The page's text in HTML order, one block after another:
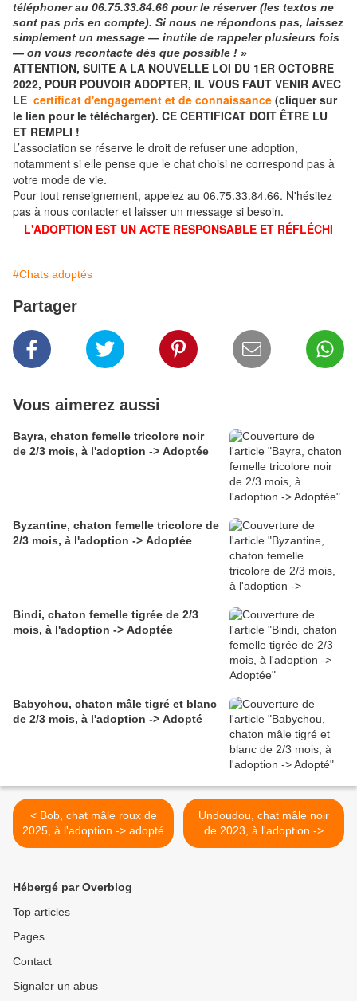
téléphonerau 06.75.33.84.66 pour le réserver (les textos ne
sont pas pris en compte). Si nous ne répondons pas, laissez
simplement un message — inutile de rappeler plusieurs fois
— on vous recontacte dès que possible ! »
ATTENTION, SUITE A LA NOUVELLE LOI DU 1ER OCTOBRE
2022, POUR POUVOIR ADOPTER, IL VOUS FAUT VENIR AVEC
LE certificat d'engagement et de connaissance (cliquer sur
le lien pour le télécharger). CE CERTIFICAT DOIT ÊTRE LU
ET REMPLI !
L’association se réserve le droit de refuser une adoption,
notamment si elle pense que le chat choisi ne correspond pas à
votre mode de vie.
Pour tout renseignement, appelez au 06.75.33.84.66. N'hésitez
pas à nous contacter et laisser un message si besoin.
L'ADOPTION EST UN ACTE RESPONSABLE ET RÉFLÉCHI
#Chats adoptés
Partager
Vous aimerez aussi
Bayra, chaton femelle tricolore noir
de 2/3 mois, à l'adoption -> Adoptée
Byzantine, chaton femelle tricolore de
2/3 mois, à l'adoption -> Adoptée
Bindi, chaton femelle tigrée de 2/3
mois, à l'adoption -> Adoptée
Babychou, chaton mâle tigré et blanc
de 2/3 mois, à l'adoption -> Adopté
< Bob, chat mâle roux de
2025, à l'adoption -> adopté
Undoudou, chat mâle noir
de 2023, à l'adoption ->
adopté >
Hébergé par Overblog
Top articles
Pages
Contact
Signaler un abus